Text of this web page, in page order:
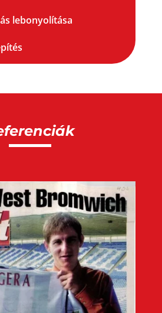
lebonyolítása